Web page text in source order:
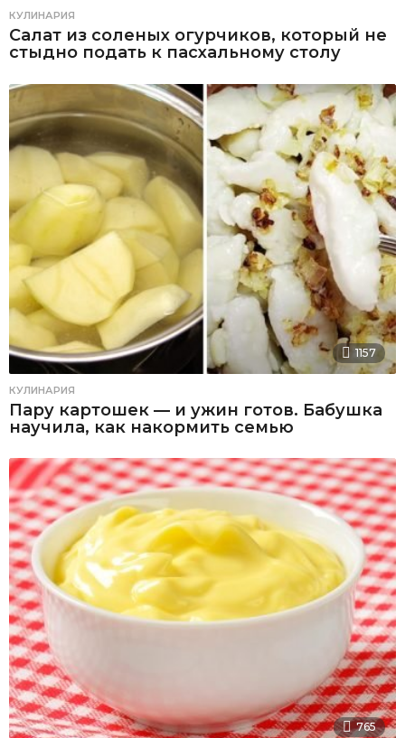
КУЛИНАРИЯ
Салат из соленых огурчиков, который не
стыдно подать к пасхальному столу
1157
КУЛИНАРИЯ
Пару картошек — и ужин готов. Бабушка
научила, как накормить семью
765